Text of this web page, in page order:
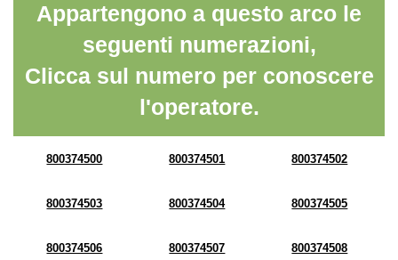
Appartengono a questo arco le
seguenti numerazioni,
Clicca sul numero per conoscere
l'operatore.
800374500 800374501 800374502
800374503 800374504 800374505
800374506 800374507 800374508